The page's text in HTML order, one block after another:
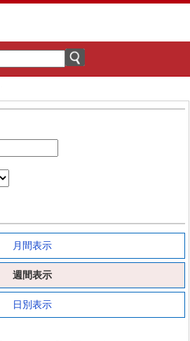
月間表示
週間表示
日別表示